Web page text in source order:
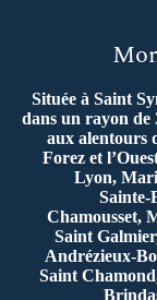
Située à Saint
dans un rayon de
aux alentours
Forez et
Lyon,
Sainte-
Chamousset,
Saint
Andrézieux-
Saint